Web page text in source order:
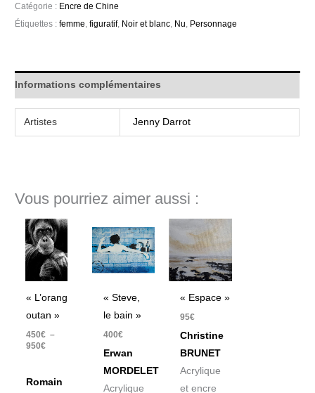
Catégorie : Encre de Chine
Étiquettes :femme ,figuratif, Noir et blanc Nu Personnage
Informations complémentaires
Artistes Jenny Darrot
Vous pourriez aimer aussi :
« L’orang
outan »
450€ –
950€
Plage
de
prix :
450€
à
950€
Romain
« Steve,
le bain »
400€
Erwan
MORDELET
Acrylique
« Espace »
95€
Christine
BRUNET
Acrylique
et encre